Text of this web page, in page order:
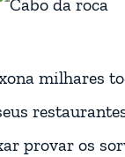
milhares
provar os